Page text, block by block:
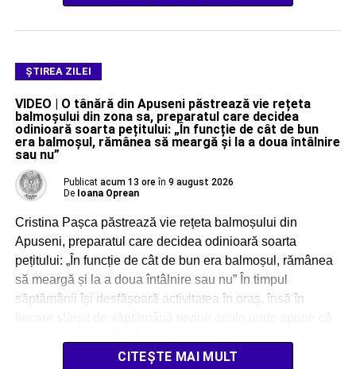
ŞTIREA ZILEI
VIDEO | O tânără din Apuseni păstrează vie rețeta
balmoșului din zona sa, preparatul care decidea
odinioară soarta pețitului: „În funcție de cât de bun
era balmoșul, rămânea să meargă și la a doua întâlnire
sau nu”
Publicat acum 13 ore în 9 august 2026
De Ioana Oprean
Cristina Pașca păstrează vie rețeta balmoșului din
Apuseni, preparatul care decidea odinioară soarta
pețitului: „În funcție de cât de bun era balmoșul, rămânea
să meargă și la a doua întâlnire sau nu” În timpul
săptămânii își desfășoară activitatea în oraș, însă în
CITEȘTE MAI MULT